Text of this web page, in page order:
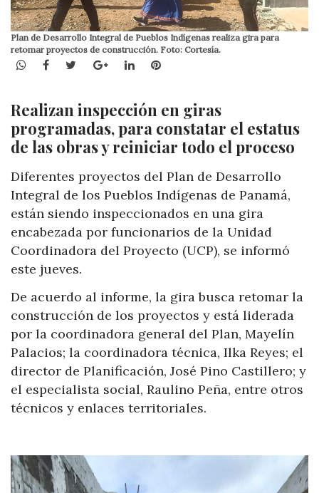
Plan de Desarrollo Integral de Pueblos Indígenas realiza gira para
retomar proyectos de construcción. Foto: Cortesía.
WhatsApp
Facebook
TwitterGoogle+LinkedInPinterest
Realizan inspección en giras
programadas, para constatar el estatus
de las obras y reiniciar todo el proceso
Diferentes proyectos del Plan de Desarrollo
Integral de los Pueblos Indígenas de Panamá,
están siendo inspeccionados en una gira
encabezada por funcionarios de la Unidad
Coordinadora del Proyecto (UCP), se informó
este jueves.
De acuerdo al informe, la gira busca retomar la
construcción de los proyectos y está liderada
por la coordinadora general del Plan, Mayelín
Palacios; la coordinadora técnica, Ilka Reyes; el
director de Planificación, José Pino Castillero; y
el especialista social, Raulino Peña, entre otros
técnicos y enlaces territoriales.